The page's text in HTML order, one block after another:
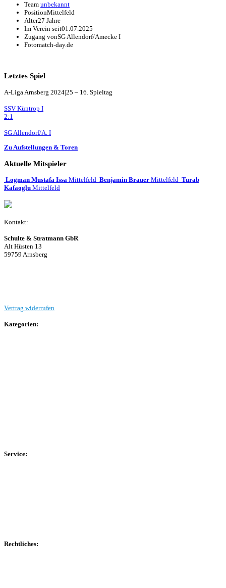
Team unbekannt
PositionMittelfeld
Alter27 Jahre
Im Verein seit01.07.2025
Zugang vonSG Allendorf/Amecke I
Fotomatch-day.de
Letztes Spiel
A-Liga Arnsberg 2024|25 – 16. Spieltag
SSV Küntrop I
2:1
SG Allendorf/A. I
Zu Aufstellungen & Toren
Aktuelle Mitspieler
Logman Mustafa Issa Mittelfeld Benjamin Brauer Mittelfeld Turab
Kafaoglu Mittelfeld
Kontakt:
Schulte & Stratmann GbR
Alt Hüsten 13
59759 Arnsberg
Vertrag widerrufen
Kategorien:
Service:
Rechtliches: